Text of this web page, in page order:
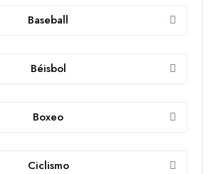
Baseball
Béisbol
Boxeo
Ciclismo